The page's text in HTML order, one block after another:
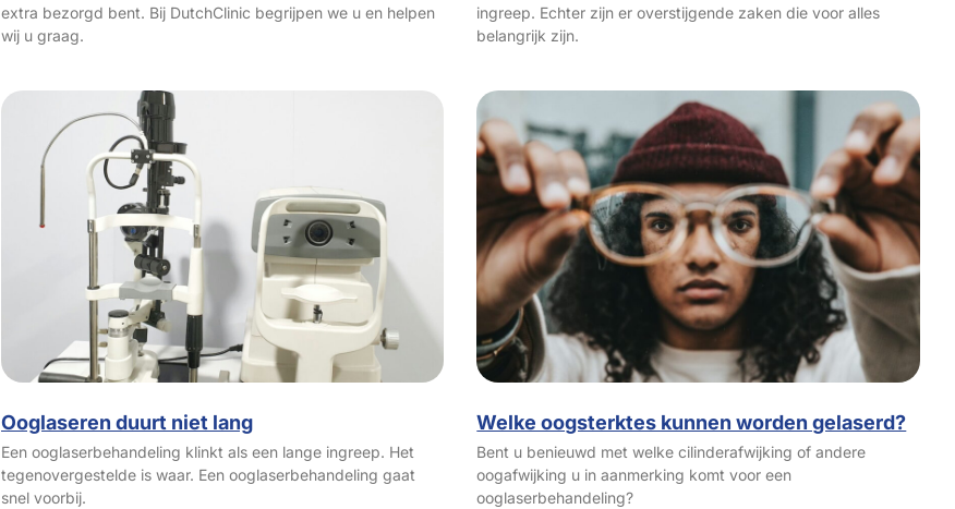
extra bezorgd bent. Bij DutchClinic begrijpen we u en helpen
wij u graag.
ingreep. Echter zijn er overstijgende zaken die voor alles
belangrijk zijn.
Ooglaseren duurt niet lang
Een ooglaserbehandeling klinkt als een lange ingreep. Het
tegenovergestelde is waar. Een ooglaserbehandeling gaat
snel voorbij.
Welke oogsterktes kunnen worden gelaserd?
Bent u benieuwd met welke cilinderafwijking of andere
oogafwijking u in aanmerking komt voor een
ooglaserbehandeling?